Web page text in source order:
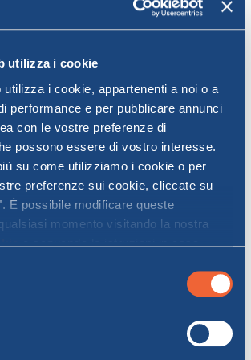
utilizza i cookie
i cookie, appartenenti a noi o a
performance e per pubblicare annunci
con le vostre preferenze di
possono essere di vostro interesse.
su come utilizziamo i cookie o per
preferenze sui cookie, cliccate su
È possibile modificare queste
momento visitando la nostra
e seguendo le istruzioni in essa
accetta la memorizzazione dei
in Sardegna
dicembre ad Usini (SS) si organizza
itinerante. A bordo